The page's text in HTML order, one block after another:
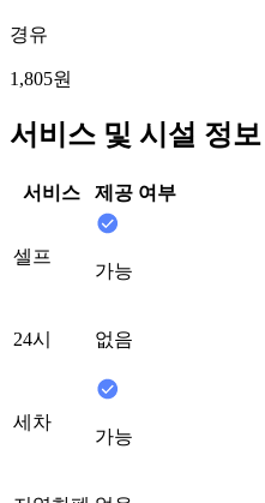
경유
1,805원
서비스 및 시설 정보
서비스 제공 여부
셀프
가능
24시 없음
세차
가능